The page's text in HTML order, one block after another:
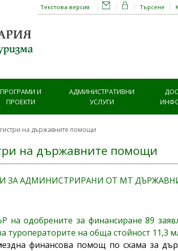
Търсене
Текстова версия
ПРОГРАМИ И
ПРОЕКТИ
АДМИНИСТРАТИВНИ
УСЛУГИ
на държавните помощи
на държавните помощи
ЗА АДМИНИСТРИРАНИ ОТ МТ
на одобрените за финансиране 89
туроператорите на обща стойност 11,3
финансова помощ по схама за